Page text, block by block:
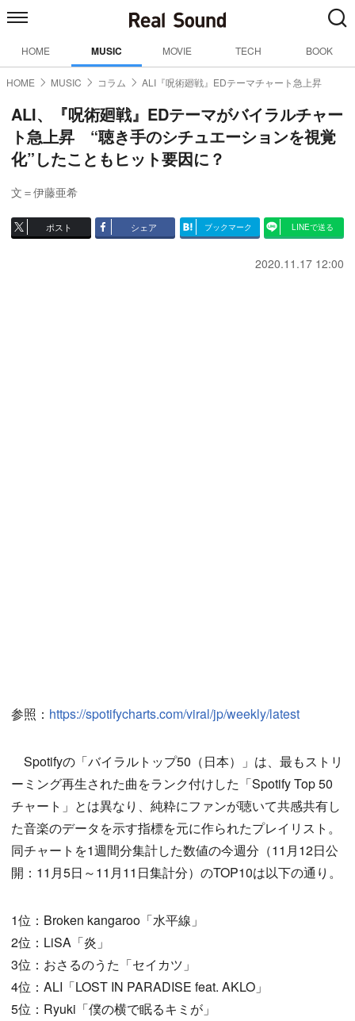
HOME MUSIC MOVIE TECH BOOK
HOME MUSIC コラム ALI『呪術廻戦』EDテーマチャート急上昇
ALI、『呪術廻戦』EDテーマがバイラルチャー
ト急上昇 “聴き手のシチュエーションを視覚
化”したこともヒット要因に？
文＝伊藤亜希
ポスト シェア ブックマーク LINEで送る
2020.11.17 12:00
参照： https://spotifycharts.com/viral/jp/weekly/latest
Spotifyの「バイラルトップ50（日本）」は、最もストリ
ーミング再生された曲をランク付けした「Spotify Top 50
チャート」とは異なり、純粋にファンが聴いて共感共有し
た音楽のデータを示す指標を元に作られたプレイリスト。
同チャートを1週間分集計した数値の今週分（11月12日公
開：11月5日～11月11日集計分）のTOP10は以下の通り。
1位：Broken kangaroo「水平線」
2位：LiSA「炎」
3位：おさるのうた「セイカツ」
4位：ALI「LOST IN PARADISE feat. AKLO」
5位：Ryuki「僕の横で眠るキミが」